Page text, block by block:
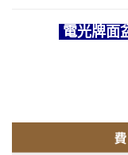
電光牌面